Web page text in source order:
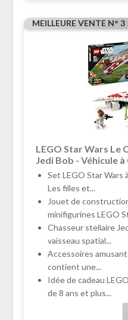
MEILLEURE VENTE N° 3
LEGO Star Wars Le
Jedi Bob - Véhicule
Set LEGO Star Wars
Les filles et...
Jouet de
minifigurines LEGO
Chasseur stellaire
vaisseau spatial...
Accessoires
contient une...
Idée de cadeau
de 8 ans et plus...